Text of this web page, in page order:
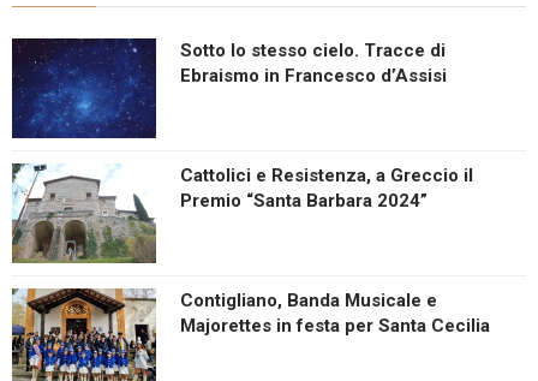
Sotto lo stesso cielo. Tracce di
Ebraismo in Francesco d’Assisi
Cattolici e Resistenza, a Greccio il
Premio “Santa Barbara 2024”
Contigliano, Banda Musicale e
Majorettes in festa per Santa Cecilia